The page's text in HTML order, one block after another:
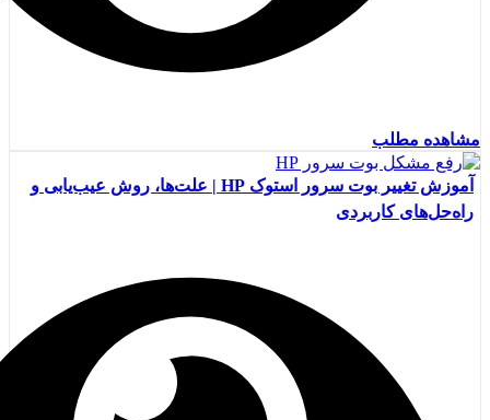
مشاهده مطلب
آموزش تغییر بوت سرور استوک HP | علت‌ها، روش عیب‌یابی و
راه‌حل‌های کاربردی